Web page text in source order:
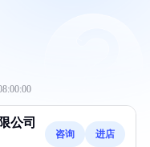
公司
咨询 进店